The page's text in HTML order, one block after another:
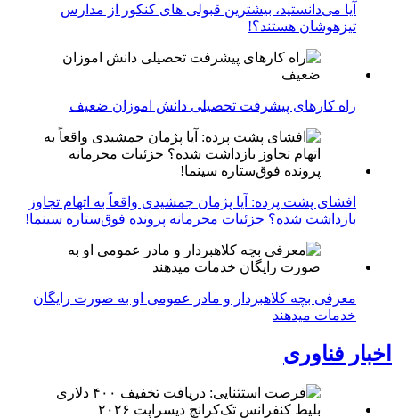
آیا می‌دانستید، بیشترین قبولی های کنکور از مدارس
تیزهوشان هستند؟!
راه کارهای پیشرفت تحصیلی دانش اموزان ضعیف
افشای پشت پرده: آیا پژمان جمشیدی واقعاً به اتهام تجاوز
بازداشت شده؟ جزئیات محرمانه پرونده فوق‌ستاره سینما!
معرفی بچه کلاهبردار و مادر عمومی او به صورت رایگان
خدمات میدهند
اخبار فناوری